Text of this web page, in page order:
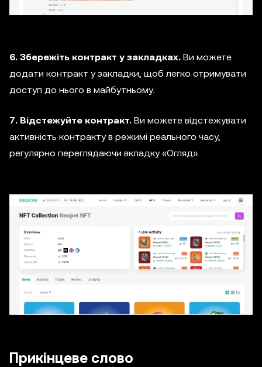
6. Збережіть контракт у закладках. Ви можете
додати контракт у закладки, щоб легко отримувати
доступ до нього в майбутньому.
7. Відстежуйте контракт. Ви можете відстежувати
активність контракту в режимі реального часу,
регулярно переглядаючи вкладку «Огляд».
Прикінцеве слово